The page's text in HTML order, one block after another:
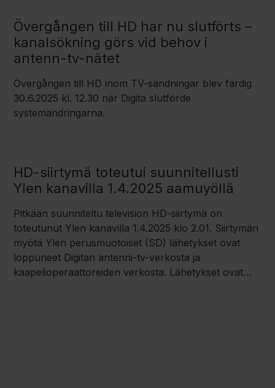
Övergången till HD har nu slutförts –
kanalsökning görs vid behov i
antenn-tv-nätet
Övergången till HD inom TV-sändningar blev färdig
30.6.2025 kl. 12.30 när Digita slutförde
systemändringarna.
HD-siirtymä toteutui suunnitellusti
Ylen kanavilla 1.4.2025 aamuyöllä
Pitkään suunniteltu television HD-siirtymä on
toteutunut Ylen kanavilla 1.4.2025 klo 2.01. Siirtymän
myötä Ylen perusmuotoiset (SD) lähetykset ovat
loppuneet Digitan antenni-tv-verkosta ja
kaapelioperaattoreiden verkosta. Lähetykset ovat